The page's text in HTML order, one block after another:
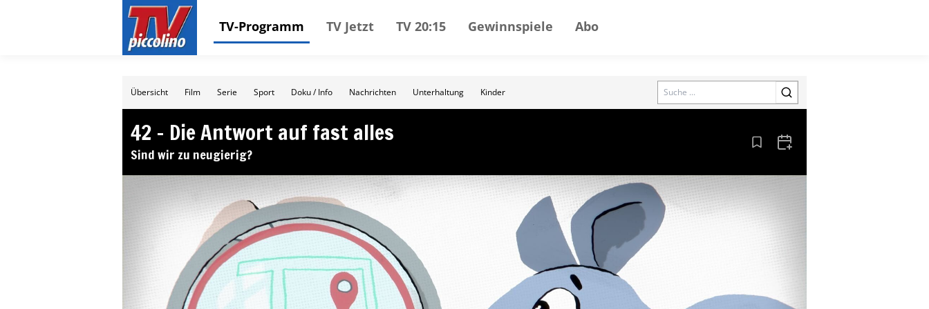
TV-Programm TV Jetzt TV 20:15 Gewinnspiele Abo
Übersicht Film Serie Sport Doku / Info Nachrichten Unterhaltung Kinder Search
42 – Die Antwort auf fast alles
Sind wir zu neugierig? Aus den Lesezeichen entfernen
Zum Kalender hinzufügen